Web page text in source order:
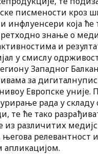
писмености кроз
инфлуенсери која ће
знање о
и
у смислу
Западног
за
Европске уније.
рада у
те ће тако
из различитих
његова
апликацијом.